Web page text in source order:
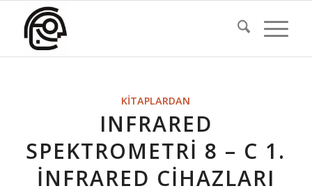
KITAPLARDAN
INFRARED
SPEKTROMETRI 8 – C 1.
İNFRARED CIHAZLARI